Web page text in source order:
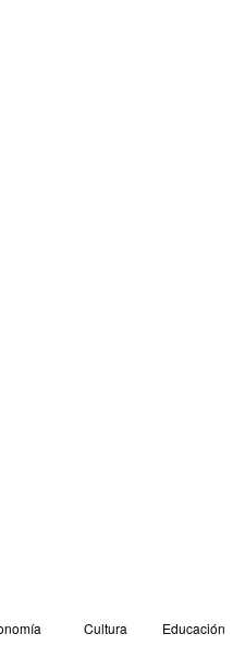
Cultura Educación